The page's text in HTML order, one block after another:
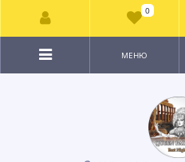
МЕНЮ
0